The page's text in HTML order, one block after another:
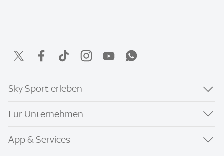
Sky Sport erleben
Für Unternehmen
App & Services